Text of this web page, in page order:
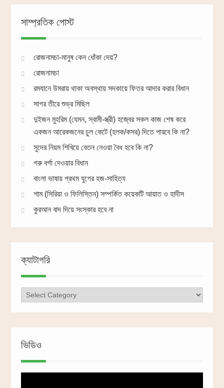
সাম্প্রতিক পোস্ট
রোজনামচা-মানুষ কেন ধোঁকা দেয়?
রোজনামচা
রমযানে উমরায় থাকা অবস্থায় সদকায়ে ফিতর আদার করার বিধান
সাগর তীরে শুভ্র মিছিল
দুইজন মুহরিম (যেমন, স্বামী-স্ত্রী) হজ্বের সকল কাজ শেষ করে
একজন আরেকজনের চুল কেটে (হলক/কসর) দিতে পারবে কি না?
সুদের নিয়ম শিখিয়ে বেতন নেওয়া বৈধ হবে কি না?
গরু বর্গা দেওয়ার বিধান
বাংলা ভাষায় প্রথম যুগের হজ-সাহিত্য
শাম (সিরিয়া ও ফিলিস্তিন) সম্পর্কিত কয়েকটি আয়াত ও হাদীস
কুরআন বাদ দিয়ে সংস্কার হবে না
ক্যাটাগরি
ক্যাটাগরি
ভিডিও